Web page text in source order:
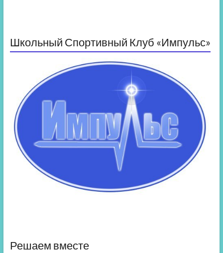
Школьный Спортивный Клуб «Импульс»
Решаем вместе